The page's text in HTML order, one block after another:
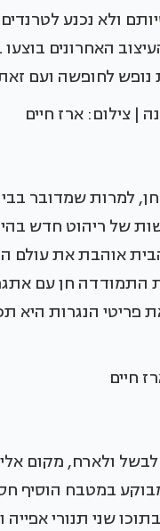
ולא נכנע
האחרונים
לחופשה ועם זאת
| צילום: ארז חיים
למרות שמדובר
של ריהוט חדש
אוהבת את עולם
חן עם אתגר
פריטי הנגרות היא
חיים
ולארח, מקום
במטבח הוסיף
שני תנורי אפייה